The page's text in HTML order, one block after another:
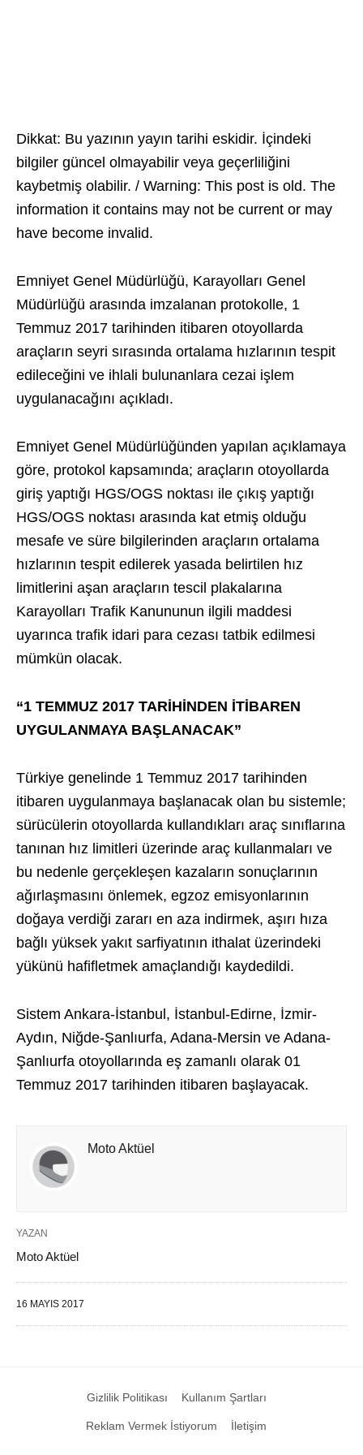
Dikkat: Bu yazının yayın tarihi eskidir. İçindeki
bilgiler güncel olmayabilir veya geçerliliğini
kaybetmiş olabilir. / Warning: This post is old. The
information it contains may not be current or may
have become invalid.
Emniyet Genel Müdürlüğü, Karayolları Genel
Müdürlüğü arasında imzalanan protokolle, 1
Temmuz 2017 tarihinden itibaren otoyollarda
araçların seyri sırasında ortalama hızlarının tespit
edileceğini ve ihlali bulunanlara cezai işlem
uygulanacağını açıkladı.
Emniyet Genel Müdürlüğünden yapılan açıklamaya
göre, protokol kapsamında; araçların otoyollarda
giriş yaptığı HGS/OGS noktası ile çıkış yaptığı
HGS/OGS noktası arasında kat etmiş olduğu
mesafe ve süre bilgilerinden araçların ortalama
hızlarının tespit edilerek yasada belirtilen hız
limitlerini aşan araçların tescil plakalarına
Karayolları Trafik Kanununun ilgili maddesi
uyarınca trafik idari para cezası tatbik edilmesi
mümkün olacak.
“1 TEMMUZ 2017 TARİHİNDEN İTİBAREN
UYGULANMAYA BAŞLANACAK”
Türkiye genelinde 1 Temmuz 2017 tarihinden
itibaren uygulanmaya başlanacak olan bu sistemle;
sürücülerin otoyollarda kullandıkları araç sınıflarına
tanınan hız limitleri üzerinde araç kullanmaları ve
bu nedenle gerçekleşen kazaların sonuçlarının
ağırlaşmasını önlemek, egzoz emisyonlarının
doğaya verdiği zararı en aza indirmek, aşırı hıza
bağlı yüksek yakıt sarfiyatının ithalat üzerindeki
yükünü hafifletmek amaçlandığı kaydedildi.
Sistem Ankara-İstanbul, İstanbul-Edirne, İzmir-
Aydın, Niğde-Şanlıurfa, Adana-Mersin ve Adana-
Şanlıurfa otoyollarında eş zamanlı olarak 01
Temmuz 2017 tarihinden itibaren başlayacak.
Moto Aktüel
YAZAN
Moto Aktüel
16 MAYIS 2017
Gizlilik Politikası Kullanım Şartları
Reklam Vermek İstiyorum İletişim